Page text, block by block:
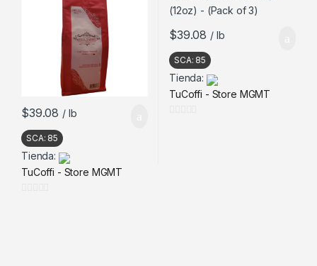
$39.08 / lb
SCA: 85
Tienda:
TuCoffi - Store MGMT
$39.08 / lb
SCA: 85
Tienda:
TuCoffi - Store MGMT